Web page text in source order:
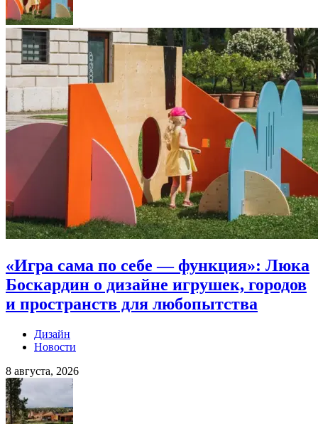
«Игра сама по себе — функция»: Люка
Боскардин о дизайне игрушек, городов
и пространств для любопытства
Дизайн
Новости
8 августа, 2026